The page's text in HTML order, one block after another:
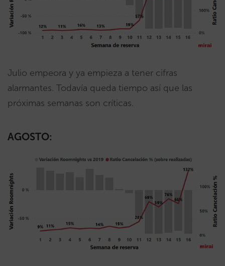
Julio empeora y ya empieza a tener cifras
alarmantes. Todavía queda tiempo así que las
próximas semanas son críticas.
AGOSTO: